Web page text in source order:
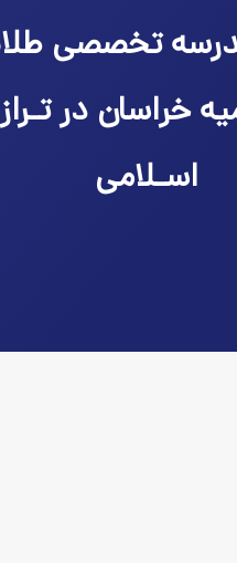
تخصصی
خراسان در
اسـلامی